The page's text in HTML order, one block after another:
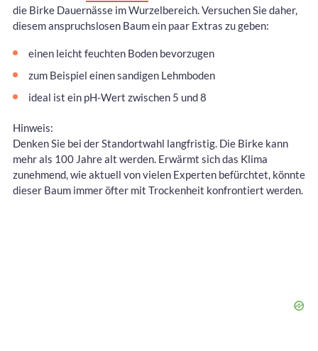
die Birke Dauernässe im Wurzelbereich. Versuchen Sie daher,
diesem anspruchslosen Baum ein paar Extras zu geben:
einen leicht feuchten Boden bevorzugen
zum Beispiel einen sandigen Lehmboden
ideal ist ein pH-Wert zwischen 5 und 8
Hinweis:
Denken Sie bei der Standortwahl langfristig. Die Birke kann
mehr als 100 Jahre alt werden. Erwärmt sich das Klima
zunehmend, wie aktuell von vielen Experten befürchtet, könnte
dieser Baum immer öfter mit Trockenheit konfrontiert werden.